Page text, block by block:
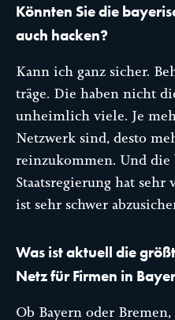
Könnten Sie die
auch hacken?
Kann ich ganz sicher.
träge. Die haben nicht
unheimlich viele. Je
Netzwerk sind, desto
reinzukommen. Und die
Staatsregierung hat sehr
ist sehr schwer
Was ist aktuell die
Netz für Firmen in
Ob Bayern oder